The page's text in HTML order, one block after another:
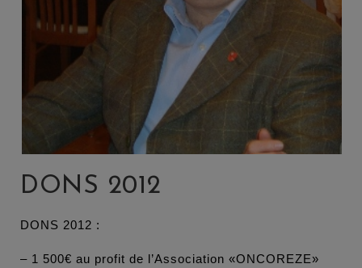
DONS 2012
DONS 2012 :
– 1 500€ au profit de l’Association «ONCOREZE»